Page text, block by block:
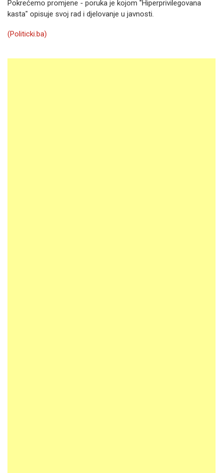
Pokrećemo promjene - poruka je kojom "Hiperprivilegovana
kasta" opisuje svoj rad i djelovanje u javnosti.
(Politicki.ba)